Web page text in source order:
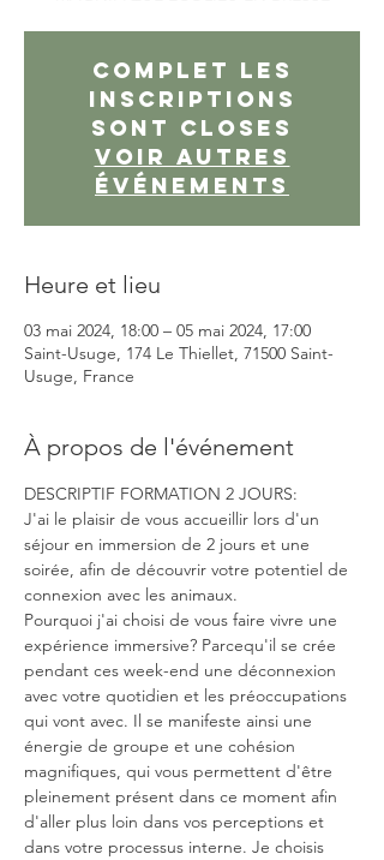
COMPLET Les
inscriptions
sont closes
Voir autres
événements
Heure et lieu
03 mai 2024, 18:00 – 05 mai 2024, 17:00
Saint-Usuge, 174 Le Thiellet, 71500 Saint-
Usuge, France
À propos de l'événement
DESCRIPTIF FORMATION 2 JOURS:
J'ai le plaisir de vous accueillir lors d'un
séjour en immersion de 2 jours et une
soirée, afin de découvrir votre potentiel de
connexion avec les animaux.
Pourquoi j'ai choisi de vous faire vivre une
expérience immersive? Parcequ'il se crée
pendant ces week-end une déconnexion
avec votre quotidien et les préoccupations
qui vont avec. Il se manifeste ainsi une
énergie de groupe et une cohésion
magnifiques, qui vous permettent d'être
pleinement présent dans ce moment afin
d'aller plus loin dans vos perceptions et
dans votre processus interne. Je choisis